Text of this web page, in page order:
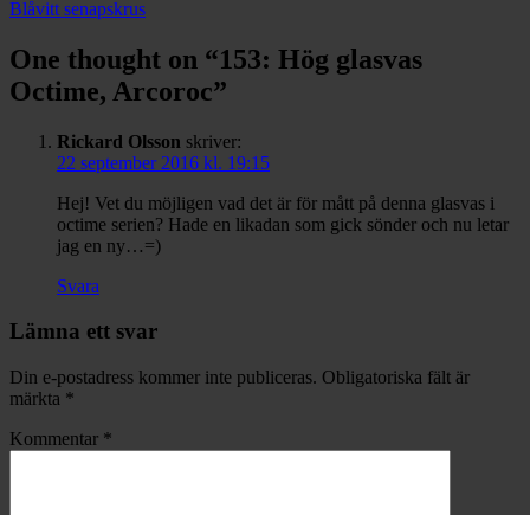
Blåvitt senapskrus
One thought on “153: Hög glasvas
Octime, Arcoroc”
Rickard Olsson skriver:
22 september 2016 kl. 19:15
Hej! Vet du möjligen vad det är för mått på denna glasvas i
octime serien? Hade en likadan som gick sönder och nu letar
jag en ny…=)
Svara
Lämna ett svar
Din e-postadress kommer inte publiceras. Obligatoriska fält är
märkta *
Kommentar *